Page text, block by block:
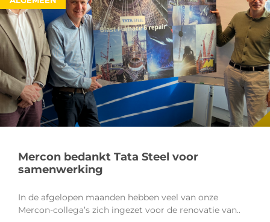
Mercon bedankt Tata Steel voor
samenwerking
In de afgelopen maanden hebben veel van onze
Mercon-collega’s zich ingezet voor de renovatie van